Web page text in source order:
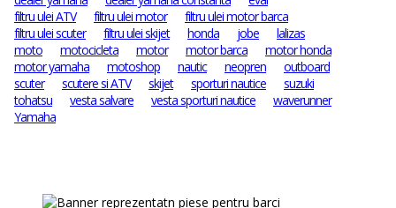
filtru ulei ATV
filtru ulei motor
filtru ulei motor barca
filtru ulei scuter
filtru ulei skijet honda jobe
lalizas
moto
motocicleta motor motor barca
motor honda
motor yamaha
motoshop nautic neopren
outboard
scuter
scutere si ATV skijet sporturi nautice
suzuki
tohatsu
vesta salvare vesta sporturi nautice
waverunner
Yamaha